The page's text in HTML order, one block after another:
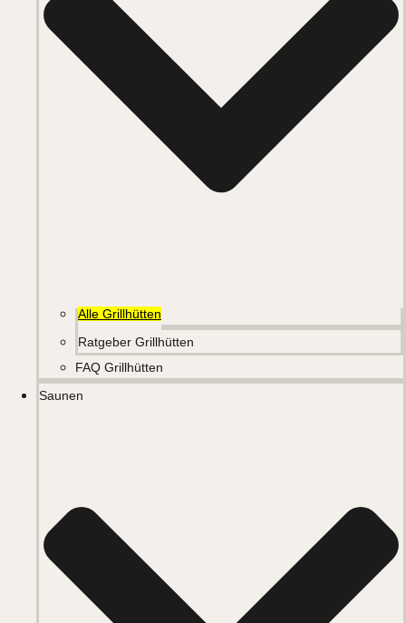
Alle Grillhütten
Ratgeber Grillhütten
FAQ Grillhütten
Saunen